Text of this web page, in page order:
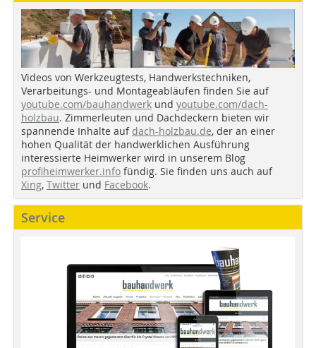
Videos von Werkzeugtests, Handwerkstechniken,
Verarbeitungs- und Montageabläufen finden Sie auf
youtube.com/bauhandwerk und youtube.com/dach-
holzbau. Zimmerleuten und Dachdeckern bieten wir
spannende Inhalte auf dach-holzbau.de, der an einer
hohen Qualität der handwerklichen Ausführung
interessierte Heimwerker wird in unserem Blog
profiheimwerker.info fündig. Sie finden uns auch auf
Xing, Twitter und Facebook.
Service